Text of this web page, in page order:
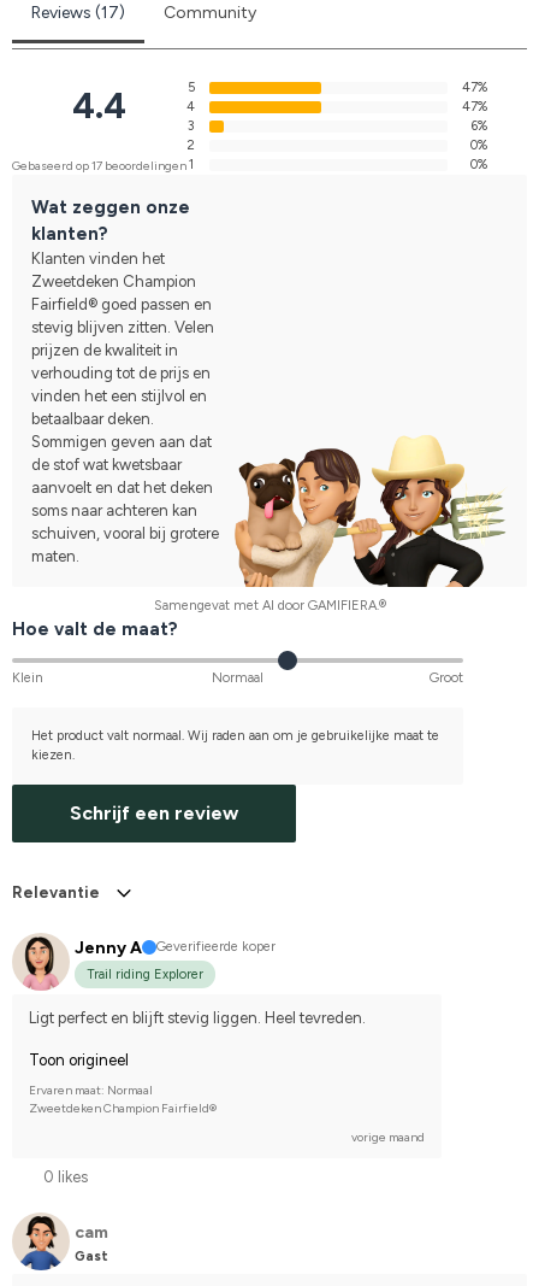
Reviews (17) Community
4.4
Gebaseerd op 17 beoordelingen
5
47%
4
47%
3
6%
2
0%
1
0%
Wat zeggen onze
klanten?
Klanten vinden het
Zweetdeken Champion
Fairfield® goed passen en
stevig blijven zitten. Velen
prijzen de kwaliteit in
verhouding tot de prijs en
vinden het een stijlvol en
betaalbaar deken.
Sommigen geven aan dat
de stof wat kwetsbaar
aanvoelt en dat het deken
soms naar achteren kan
schuiven, vooral bij grotere
maten.
Samengevat met AI door GAMIFIERA.®
Hoe valt de maat?
Klein Normaal Groot
Het product valt normaal. Wij raden aan om je gebruikelijke maat te
kiezen.
Schrijf een review
Relevantie
Jenny A
Geverifieerde koper
Trail riding Explorer
Ligt perfect en blijft stevig liggen. Heel tevreden.
Toon origineel
Ervaren maat: Normaal
Zweetdeken Champion Fairfield®
vorige maand
0 likes
cam
Gast